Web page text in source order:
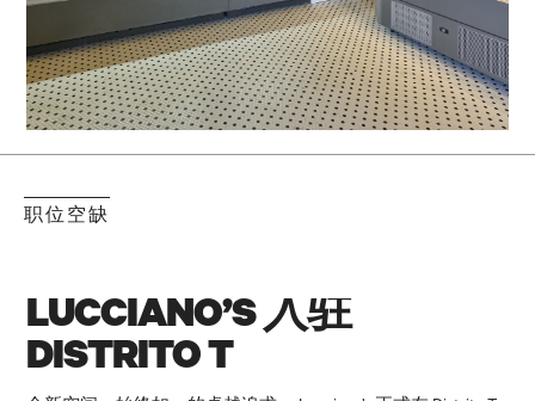
职位空缺
LUCCIANO’S 入驻
DISTRITO T